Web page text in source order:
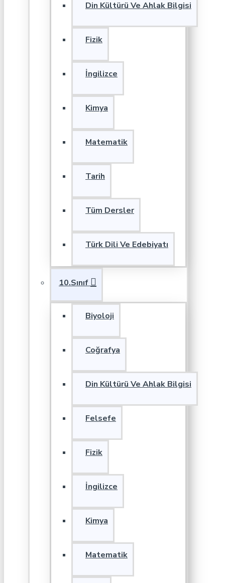
Din Kültürü Ve Ahlak Bilgisi
Fizik
İngilizce
Kimya
Matematik
Tarih
Tüm Dersler
Türk Dili Ve Edebiyatı
10.Sınıf
Biyoloji
Coğrafya
Din Kültürü Ve Ahlak Bilgisi
Felsefe
Fizik
İngilizce
Kimya
Matematik